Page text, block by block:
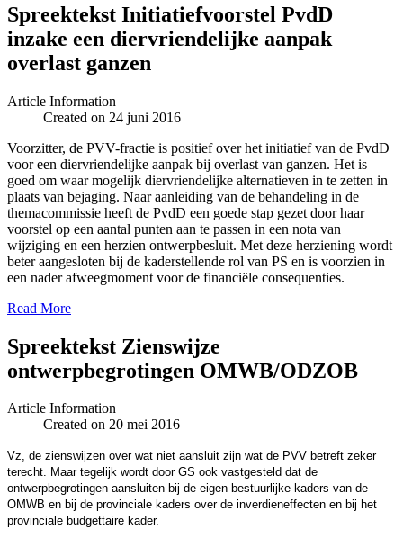
Spreektekst Initiatiefvoorstel PvdD
inzake een diervriendelijke aanpak
overlast ganzen
Article Information
Created on 24 juni 2016
Voorzitter, de PVV-fractie is positief over het initiatief van de PvdD
voor een diervriendelijke aanpak bij overlast van ganzen. Het is
goed om waar mogelijk diervriendelijke alternatieven in te zetten in
plaats van bejaging. Naar aanleiding van de behandeling in de
themacommissie heeft de PvdD een goede stap gezet door haar
voorstel op een aantal punten aan te passen in een nota van
wijziging en een herzien ontwerpbesluit. Met deze herziening wordt
beter aangesloten bij de kaderstellende rol van PS en is voorzien in
een nader afweegmoment voor de financiële consequenties.
Read More
Spreektekst Zienswijze
ontwerpbegrotingen OMWB/ODZOB
Article Information
Created on 20 mei 2016
Vz, de zienswijzen over wat niet aansluit zijn wat de PVV betreft zeker
terecht. Maar tegelijk wordt door GS ook vastgesteld dat de
ontwerpbegrotingen aansluiten bij de eigen bestuurlijke kaders van de
OMWB en bij de provinciale kaders over de inverdieneffecten en bij het
provinciale budgettaire kader.